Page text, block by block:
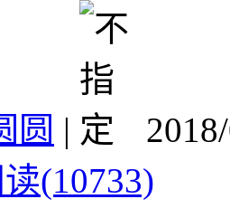
圆 |
(10733)